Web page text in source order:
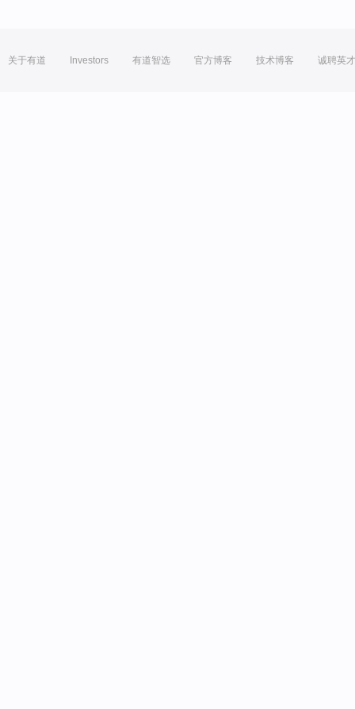
关于有道 Investors 有道智选 官方博客 技术博客 诚聘英才